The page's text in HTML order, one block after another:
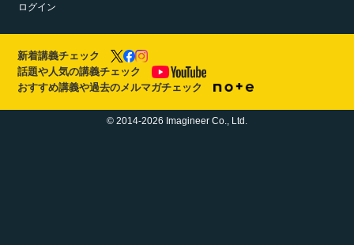
ログイン
新着講義チェック
話題や人気の講義チェック
おすすめ講義や過去のメルマガチェック
© 2014-2026 Imagineer Co., Ltd.